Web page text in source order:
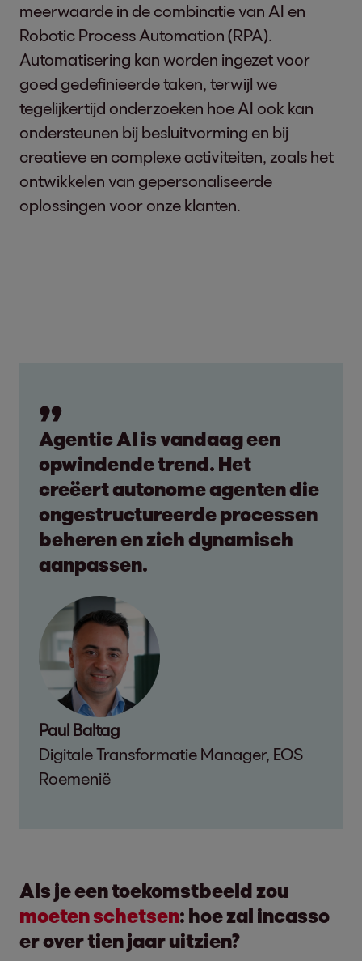
meerwaarde in de combinatie van AI en
Robotic Process Automation (RPA).
Automatisering kan worden ingezet voor
goed gedefinieerde taken, terwijl we
tegelijkertijd onderzoeken hoe AI ook kan
ondersteunen bij besluitvorming en bij
creatieve en complexe activiteiten, zoals het
ontwikkelen van gepersonaliseerde
oplossingen voor onze klanten.
Agentic AI is vandaag een
opwindende trend. Het
creëert autonome agenten die
ongestructureerde processen
beheren en zich dynamisch
aanpassen.
Paul Baltag
Digitale Transformatie Manager, EOS
Roemenië
Als je een toekomstbeeld zou
moeten schetsen: hoe zal incasso
er over tien jaar uitzien?